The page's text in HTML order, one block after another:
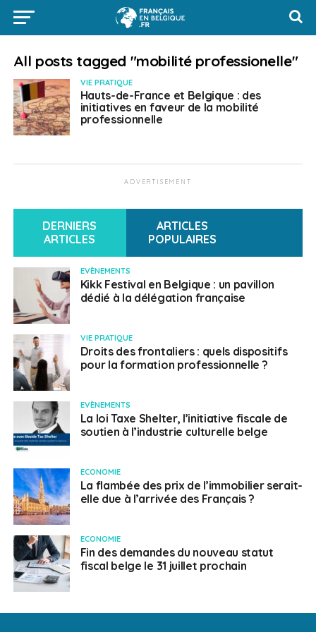
All posts tagged "mobilité professionelle"
VIE PRATIQUE
Hauts-de-France et Belgique : des
initiatives en faveur de la mobilité
professionnelle
ADVERTISEMENT
DERNIERS
ARTICLES
ARTICLES
POPULAIRES
EVÈNEMENTS
Kikk Festival en Belgique : un pavillon
dédié à la délégation française
VIE PRATIQUE
Droits des frontaliers : quels dispositifs
pour la formation professionnelle ?
EVÈNEMENTS
La loi Taxe Shelter, l’initiative fiscale de
soutien à l’industrie culturelle belge
ECONOMIE
La flambée des prix de l’immobilier serait-
elle due à l’arrivée des Français ?
ECONOMIE
Fin des demandes du nouveau statut
fiscal belge le 31 juillet prochain